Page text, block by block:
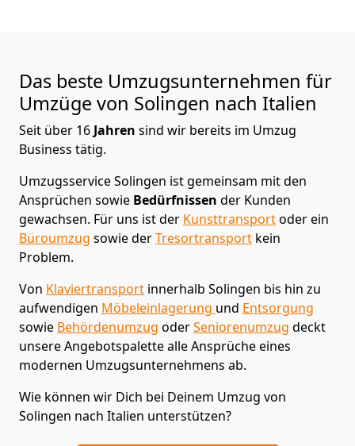
Das beste Umzugsunternehmen für
Umzüge von Solingen nach Italien
Seit über 16 Jahren sind wir bereits im Umzug
Business tätig.
Umzugsservice Solingen ist gemeinsam mit den
Ansprüchen sowie Bedürfnissen der Kunden
gewachsen. Für uns ist der Kunsttransportoder ein
Büroumzug sowie derTresortransport kein
Problem.
Von Klaviertransport innerhalb Solingen bis hin zu
aufwendigen Möbeleinlagerung und Entsorgung
sowie Behördenumzug oderSeniorenumzug deckt
unsere Angebotspalette alle Ansprüche eines
modernen Umzugsunternehmens ab.
Wie können wir Dich bei Deinem Umzug von
Solingen nach Italien unterstützen?